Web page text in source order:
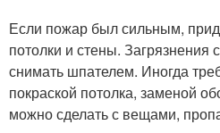
Если пожар был сильным,
потолки и стены. Загрязнения
снимать шпателем. Иногда
покраской потолка, заменой
можно сделать с вещами,